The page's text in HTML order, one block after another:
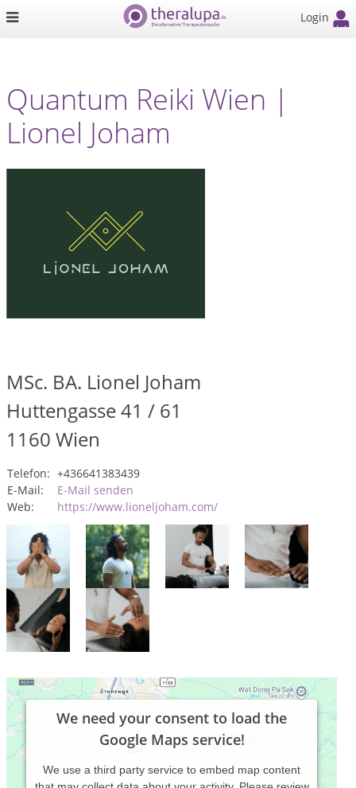
Login
Quantum Reiki Wien |
Lionel Joham
MSc. BA. Lionel Joham
Huttengasse 41 / 61
1160 Wien
Telefon: +436641383439
E-Mail:
E-Mail senden
Web:
https://www.lioneljoham.com/
We need your consent to load the
Google Maps service!
We use a third party service to embed map content